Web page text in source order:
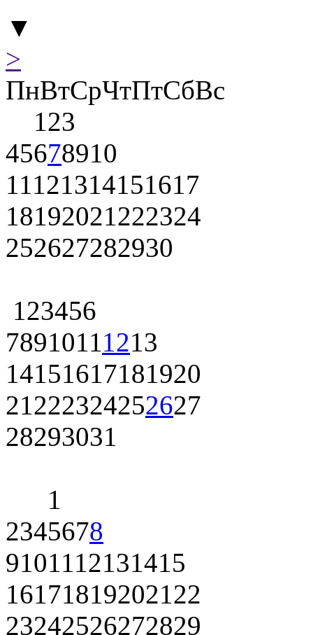
▼
>
ПнВтСрЧтПтСбВс
123
45678910
11121314151617
18192021222324
252627282930
123456
78910111213
14151617181920
21222324252627
28293031
1
2345678
9101112131415
16171819202122
23242526272829